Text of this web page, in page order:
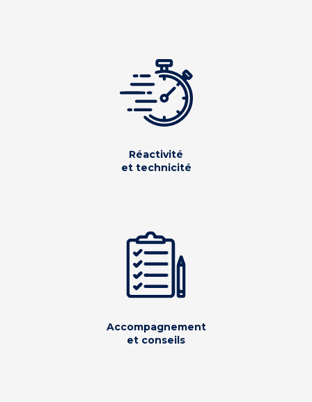
Réactivité
et technicité
Accompagnement
et conseils